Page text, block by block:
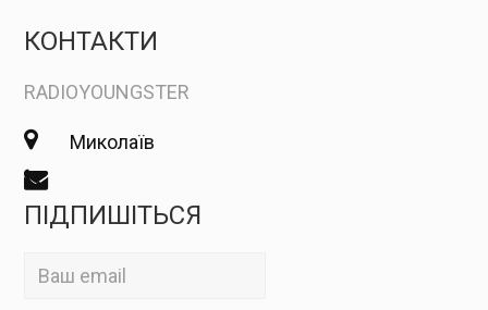
КОНТАКТИ
RADIOYOUNGSTER
Миколаїв
ПІДПИШІТЬСЯ